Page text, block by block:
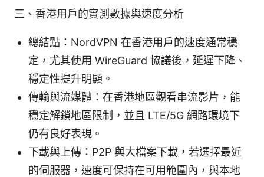
三、香港用戶的實測數據與速度分析
總結點：NordVPN 在香港用戶的速度通常穩
定，尤其使用 WireGuard 協議後，延遲下降、
穩定性提升明顯。
傳輸與流媒體：在香港地區觀看串流影片，能
穩定解鎖地區限制，並且 LTE/5G 網路環境下
仍有良好表現。
下載與上傳：P2P 與大檔案下載，若選擇最近
的伺服器，速度可保持在可用範圍內，與本地